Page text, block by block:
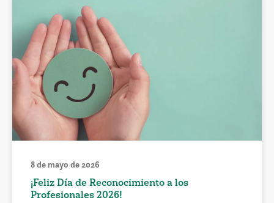
8 de mayo de 2026
¡Feliz Día de Reconocimiento a los
Profesionales 2026!